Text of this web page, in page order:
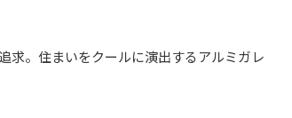
求。住まいをクールに演出するアルミガレ